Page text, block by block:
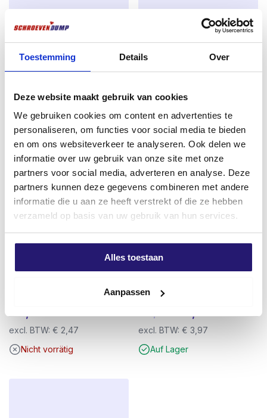
Toestemming Details Over
Deze website maakt gebruik van cookies
We gebruiken cookies om content en advertenties te
personaliseren, om functies voor social media te bieden
en om ons websiteverkeer te analyseren. Ook delen we
informatie over uw gebruik van onze site met onze
partners voor social media, adverteren en analyse. Deze
partners kunnen deze gegevens combineren met andere
informatie die u aan ze heeft verstrekt of die ze hebben
verzameld op basis van uw gebruik van hun services.
Alles toestaan
Aanpassen
Schraubendreher
410 5.0 x 60 200St. TX-25
€14,62
Isolierschrauben 4.8×160 TX-
€145,30
excl. BTW:€120,08
Noch 2 auf Lager
Stichsägeblatt Barracuda
excl. BTW: € 2,47
Nicht vorrätig
professional Hochklebende
290ml
Preis
war:
excl. BTW:€ 3,97
Auf Lager